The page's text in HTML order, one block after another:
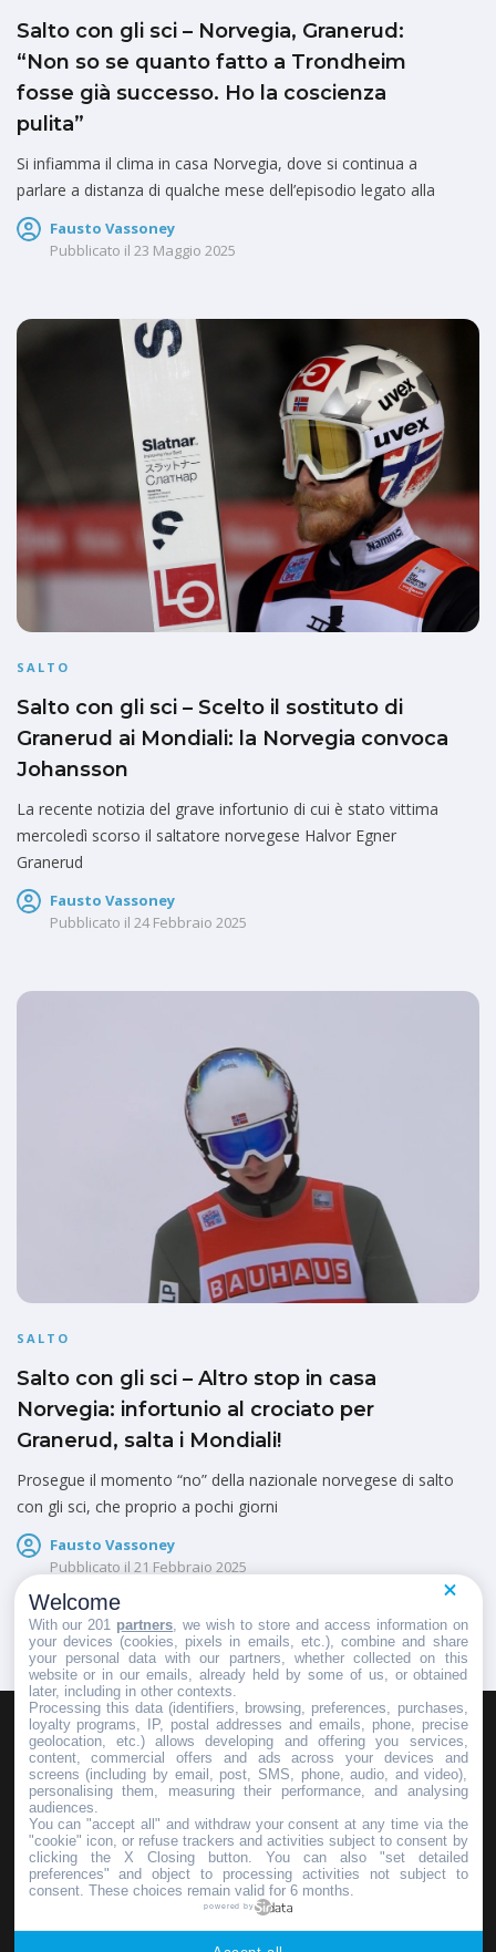
Salto con gli sci – Norvegia, Granerud:
“Non so se quanto fatto a Trondheim
fosse già successo. Ho la coscienza
pulita”
Si infiamma il clima in casa Norvegia, dove si continua a
parlare a distanza di qualche mese dell’episodio legato alla
Fausto Vassoney
Pubblicato il 23 Maggio 2025
SALTO
Salto con gli sci – Scelto il sostituto di
Granerud ai Mondiali: la Norvegia convoca
Johansson
La recente notizia del grave infortunio di cui è stato vittima
mercoledì scorso il saltatore norvegese Halvor Egner
Granerud
Fausto Vassoney
Pubblicato il 24 Febbraio 2025
SALTO
Salto con gli sci – Altro stop in casa
Norvegia: infortunio al crociato per
Granerud, salta i Mondiali!
Prosegue il momento “no” della nazionale norvegese di salto
con gli sci, che proprio a pochi giorni
Fausto Vassoney
Pubblicato il 21 Febbraio 2025
HOMEPAGEREDAZIONEINVIA UN COMUNICATO STAMPA
PUBBLICITÀSCRIVI AL DIRETTORE
Copyright © 2016 - 2025 ASD Fondo Italia - Partita Iva: IT 03855110049
Welcome
With our 201 partners , we wish to store and access information on
your devices (cookies, pixels in emails, etc.), combine and share
your personal data with our partners, whether collected on this
website or in our emails, already held by some of us, or obtained
later, including in other contexts.
Processing this data (identifiers, browsing, preferences, purchases,
loyalty programs, IP, postal addresses and emails, phone, precise
geolocation, etc.) allows developing and offering you services,
content, commercial offers and ads across your devices and
screens (including by email, post, SMS, phone, audio, and video),
personalising them, measuring their performance, and analysing
audiences.
You can "accept all" and withdraw your consent at any time via the
"cookie" icon, or refuse trackers and activities subject to consent by
clicking the X Closing button. You can also "set detailed
preferences" and object to processing activities not subject to
consent. These choices remain valid for 6 months.
powered by